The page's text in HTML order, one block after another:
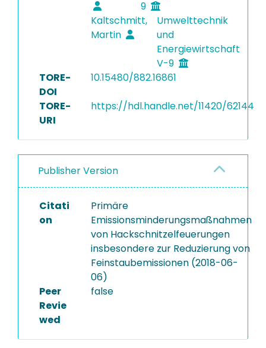
9
Kaltschmitt,
Martin
Umwelttechnik
und
Energiewirtschaft
V-9
TORE-
DOI
10.15480/882.16861
TORE-
URI
https://hdl.handle.net/11420/62144
Publisher Version
Citati
on
Primäre
Emissionsminderungsmaßnahmen
von Hackschnitzelfeuerungen
insbesondere zur Reduzierung von
Feinstaubemissionen (2018-06-
06)
Peer
Revie
wed
false